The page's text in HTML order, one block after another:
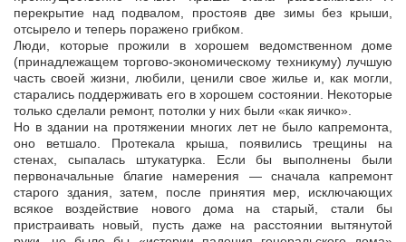
перекрытие над подвалом, простояв две зимы без крыши,
отсырело и теперь поражено грибком.
Люди, которые прожили в хорошем ведомственном доме
(принадлежащем торгово-экономическому техникуму) лучшую
часть своей жизни, любили, ценили свое жилье и, как могли,
старались поддерживать его в хорошем состоянии. Некоторые
только сделали ремонт, потолки у них были «как яичко».
Но в здании на протяжении многих лет не было капремонта,
оно ветшало. Протекала крыша, появились трещины на
стенах, сыпалась штукатурка. Если бы выполнены были
первоначальные благие намерения — сначала капремонт
старого здания, затем, после принятия мер, исключающих
всякое воздействие нового дома на старый, стали бы
пристраивать новый, пусть даже на расстоянии вытянутой